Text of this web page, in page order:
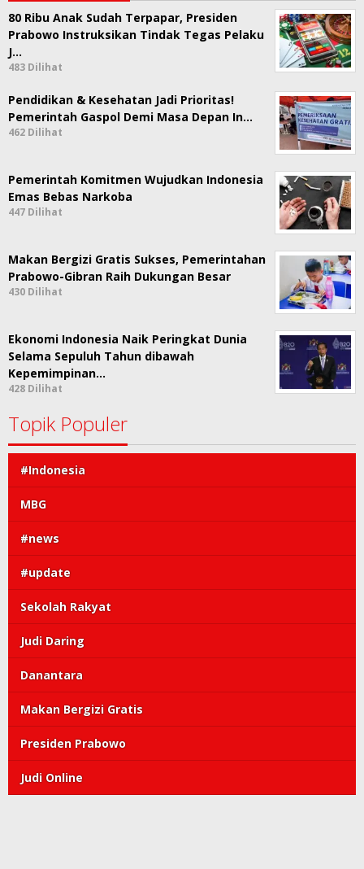
80 Ribu Anak Sudah Terpapar, Presiden
Prabowo Instruksikan Tindak Tegas Pelaku
J…
483 Dilihat
Pendidikan & Kesehatan Jadi Prioritas!
Pemerintah Gaspol Demi Masa Depan In…
462 Dilihat
Pemerintah Komitmen Wujudkan Indonesia
Emas Bebas Narkoba
447 Dilihat
Makan Bergizi Gratis Sukses, Pemerintahan
Prabowo-Gibran Raih Dukungan Besar
430 Dilihat
Ekonomi Indonesia Naik Peringkat Dunia
Selama Sepuluh Tahun dibawah
Kepemimpinan…
428 Dilihat
Topik Populer
#Indonesia
MBG
#news
#update
Sekolah Rakyat
Judi Daring
Danantara
Makan Bergizi Gratis
Presiden Prabowo
Judi Online